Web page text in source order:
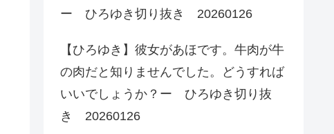
ー ひろゆき切り抜き 20260126
【ひろゆき】彼女があほです。牛肉が牛
の肉だと知りませんでした。どうすれば
いいでしょうか？ー ひろゆき切り抜
き 20260126